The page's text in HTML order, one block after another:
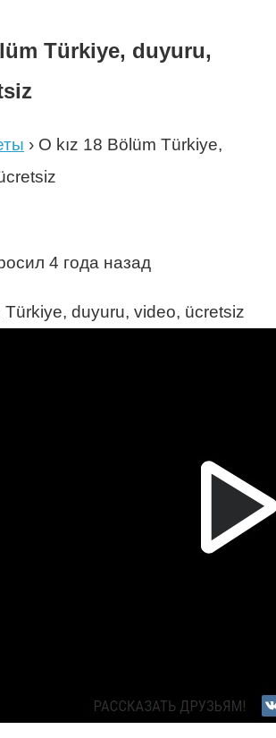
Türkiye, duyuru,
› O kız 18 Bölüm Türkiye,
4 года назад
Türkiye, duyuru, video, ücretsiz